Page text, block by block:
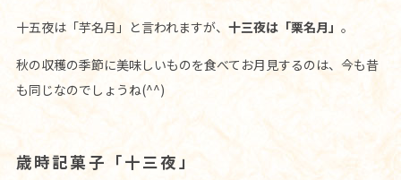
十五夜は「芋名月」と言われますが、 十三夜は「栗名月」 。
秋の収穫の季節に美味しいものを食べてお月見するのは、今も昔
も同じなのでしょうね(^^)
歳時記菓子「十三夜」